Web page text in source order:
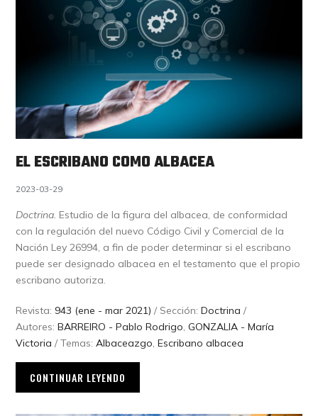
EL ESCRIBANO COMO ALBACEA
2023-03-29
Doctrina. Estudio de la figura del albacea, de conformidad
con la regulación del nuevo Código Civil y Comercial de la
Nación Ley 26994, a fin de poder determinar si el escribano
puede ser designado albacea en el testamento que el propio
escribano autoriza.
Revista: 943 (ene - mar 2021) / Sección:Doctrina /
Autores:BARREIRO - Pablo Rodrigo,GONZALIA - María
Victoria / Temas:Albaceazgo,Escribano albacea
CONTINUAR LEYENDO